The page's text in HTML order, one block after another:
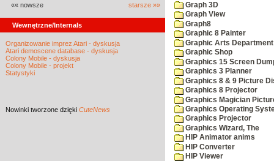
«« nowsze starsze »»
Wewnętrzne/Internals
Organizowanie imprez Atari - dyskusja
Atari demoscene database - dyskusja
Colony Mobile - dyskusja
Colony Mobile - projekt
Statystyki
Nowinki tworzone dzięki CuteNews
Graph 3D
Graph View
Graph8
Graphic 8 Painter
Graphic Arts Department
Graphic Shop
Graphics 15 Screen
Graphics 3 Planner
Graphics 8 & 9 Picture
Graphics 8 Projector
Graphics Magician
Graphics Operating
Graphics Projector
Graphics Wizard, The
HIP Animator anims
HIP Converter
HIP Viewer